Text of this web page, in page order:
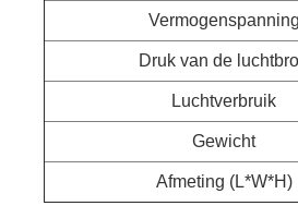
Vermogenspanning
Druk van de
Luchtverbruik
Gewicht
Afmeting (L*W*H)